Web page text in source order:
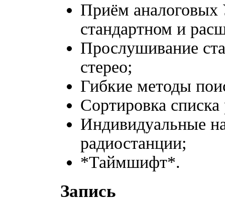
Приём
стандартном и
Прослушивание
стерео;
Гибкие методы
Сортировка
Индивидуальные
радиостанции;
*Таймшифт*.
Запись